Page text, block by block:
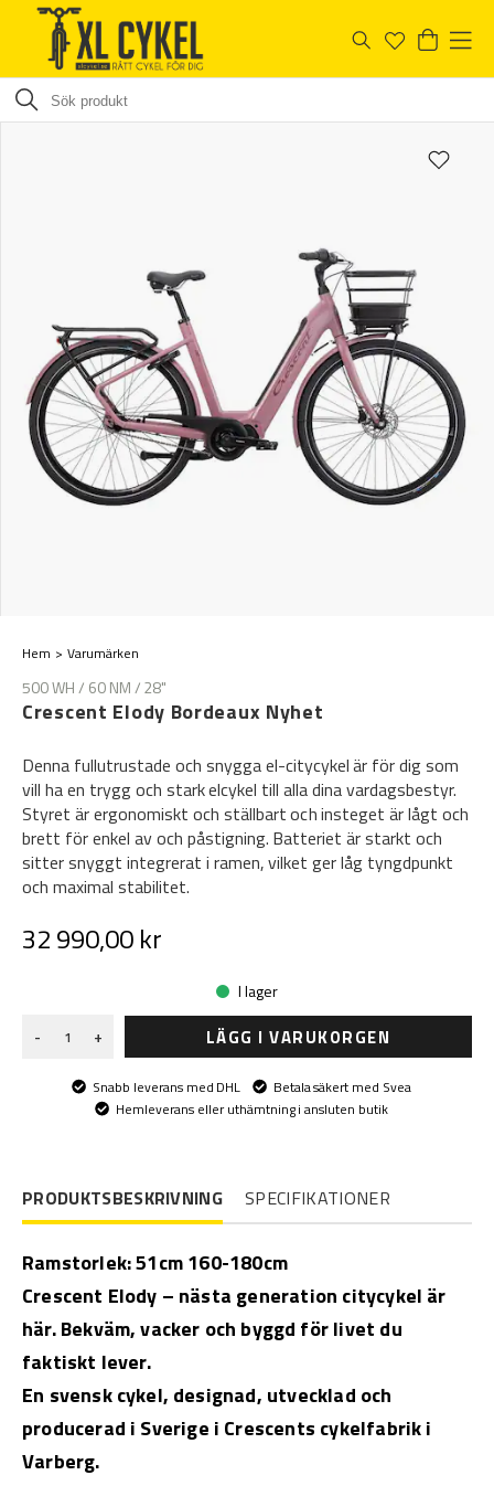
Hem Varumärken
500 WH / 60 NM / 28"
Crescent Elody Bordeaux Nyhet
Denna fullutrustade och snygga el-citycykel är för dig som
vill ha en trygg och stark elcykel till alla dina vardagsbestyr.
Styret är ergonomiskt och ställbart och insteget är lågt och
brett för enkel av och påstigning. Batteriet är starkt och
sitter snyggt integrerat i ramen, vilket ger låg tyngdpunkt
och maximal stabilitet.
32 990,00 kr
I lager
-
+ LÄGG I VARUKORGEN
Snabb leverans med DHL
Betala säkert med Svea
Hemleverans eller uthämtning i ansluten butik
PRODUKTSBESKRIVNING SPECIFIKATIONER
Ramstorlek: 51cm 160-180cm
Crescent Elody – nästa generation citycykel är
här. Bekväm, vacker och byggd för livet du
faktiskt lever.
En svensk cykel, designad, utvecklad och
producerad i Sverige i Crescents cykelfabrik i
Varberg.